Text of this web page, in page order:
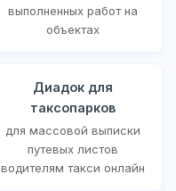
выполненных работ на
объектах
Диадок для
таксопарков
для массовой выписки
путевых листов
водителям такси онлайн